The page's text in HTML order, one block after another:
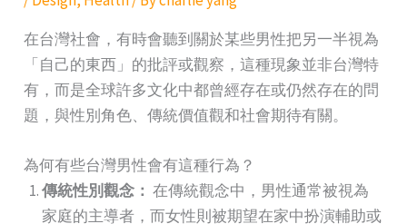
在台灣社會，有時會聽到關於某些男性把另一半視為
「自己的東西」的批評或觀察，這種現象並非台灣特
有，而是全球許多文化中都曾經存在或仍然存在的問
題，與性別角色、傳統價值觀和社會期待有關。
為何有些台灣男性會有這種行為？
傳統性別觀念： 在傳統觀念中，男性通常被視為
家庭的主導者，而女性則被期望在家中扮演輔助或